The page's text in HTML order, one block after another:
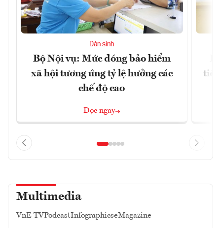
Dân sinh
Bộ Nội vụ: Mức đóng bảo hiểm
xã hội tương ứng tỷ lệ hưởng các
chế độ cao
Đọc ngay
Multimedia
VnE TVPodcastInfographicseMagazine